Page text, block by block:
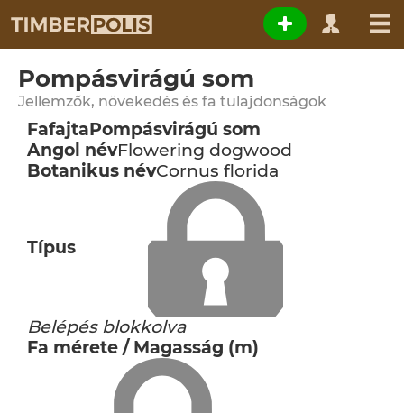
Pompásvirágú som
Jellemzők, növekedés és fa tulajdonságok
FafajtaPompásvirágú som
Angol névFlowering dogwood
Botanikus névCornus florida
Típus
Belépés blokkolva
Fa mérete / Magasság (m)